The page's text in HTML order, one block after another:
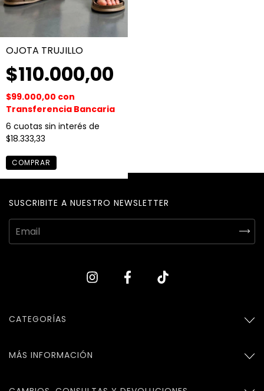
OJOTA TRUJILLO
$110.000,00
$99.000,00 con
Transferencia Bancaria
6 cuotas sin interés de
$18.333,33
COMPRAR
SUSCRIBITE A NUESTRO NEWSLETTER
CATEGORÍAS
MÁS INFORMACIÓN